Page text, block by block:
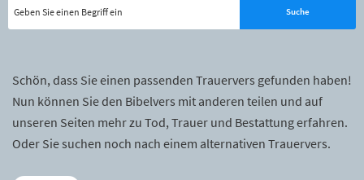
Schön, dass Sie einen passenden Trauervers gefunden haben!
Nun können Sie den Bibelvers mit anderen teilen und auf
unseren Seiten mehr zu Tod, Trauer und Bestattung erfahren.
Oder Sie suchen noch nach einem alternativen Trauervers.